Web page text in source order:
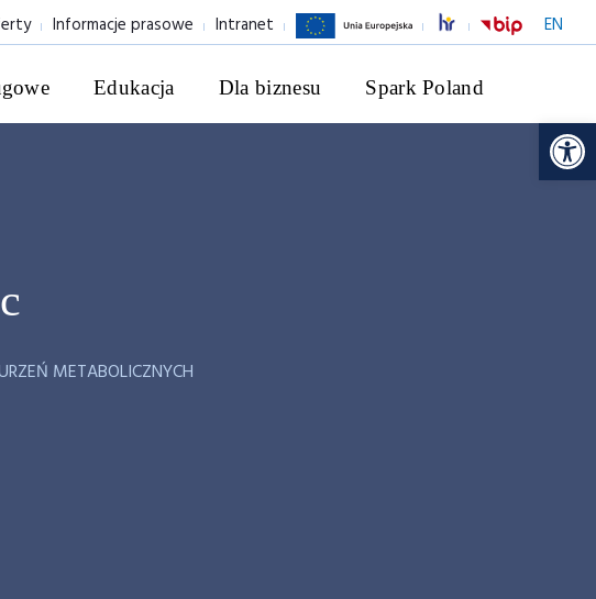
EN
Informacje prasowe Intranet
Edukacja Dla biznesu Spark Poland
METABOLICZNYCH